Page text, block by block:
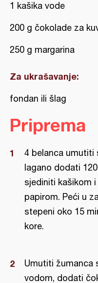
1 kašika vode
200 g čokolade za
250 g margarina
Za ukrašavanje:
fondan ili šlag
Priprema
4 belanca umutiti
lagano dodati
sjediniti kašikom
papirom. Peći u
stepeni oko 15
kore.
Umutiti žumanca
vodom, dodati